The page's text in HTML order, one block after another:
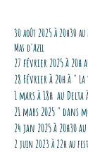
30 août 2025 à 20h30
Mas d'Azil
27 février 2025 à 20h
28 Février à 20h à "
1 mars à 18h au
21 mars 2025 " dans
​24 jan 2025 à 20h30
2 juin 2023 à 22h au